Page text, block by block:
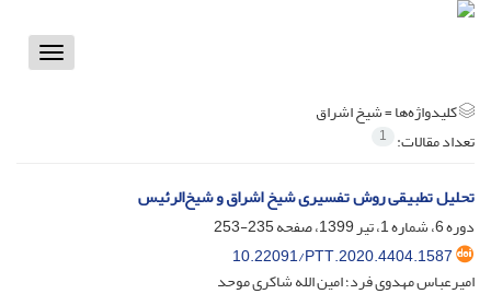
Toggle
کلیدواژه‌ها =شیخ اشراق
تعداد مقالات: 1
تحلیل تطبیقی روش تفسیری شیخ اشراق و شیخ‌الرئیس
دوره 6، شماره 1، تیر 1399، صفحه
235-253
10.22091/PTT.2020.4404.1587
امیرعباس مهدوی فرد؛ امین الله شاکری موحد